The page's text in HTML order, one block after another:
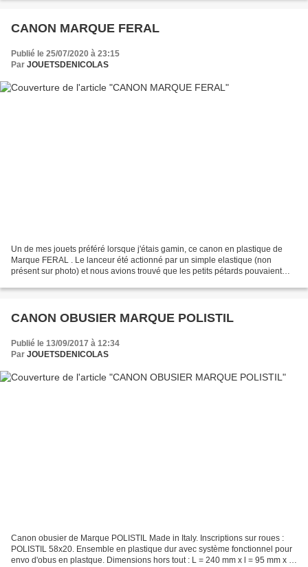
CANON MARQUE FERAL
Publié le 25/07/2020 à 23:15
Par JOUETSDENICOLAS
Un de mes jouets préféré lorsque j'étais gamin, ce canon en plastique de
Marque FERAL . Le lanceur été actionné par un simple elastique (non
présent sur photo) et nous avions trouvé que les petits pétards pouvaient
CANON OBUSIER MARQUE POLISTIL
Publié le 13/09/2017 à 12:34
Par JOUETSDENICOLAS
Canon obusier de Marque POLISTIL Made in Italy. Inscriptions sur roues :
POLISTIL 58x20. Ensemble en plastique dur avec système fonctionnel pour
envo d'obus en plastque. Dimensions hors tout : L = 240 mm x l = 95 mm x H